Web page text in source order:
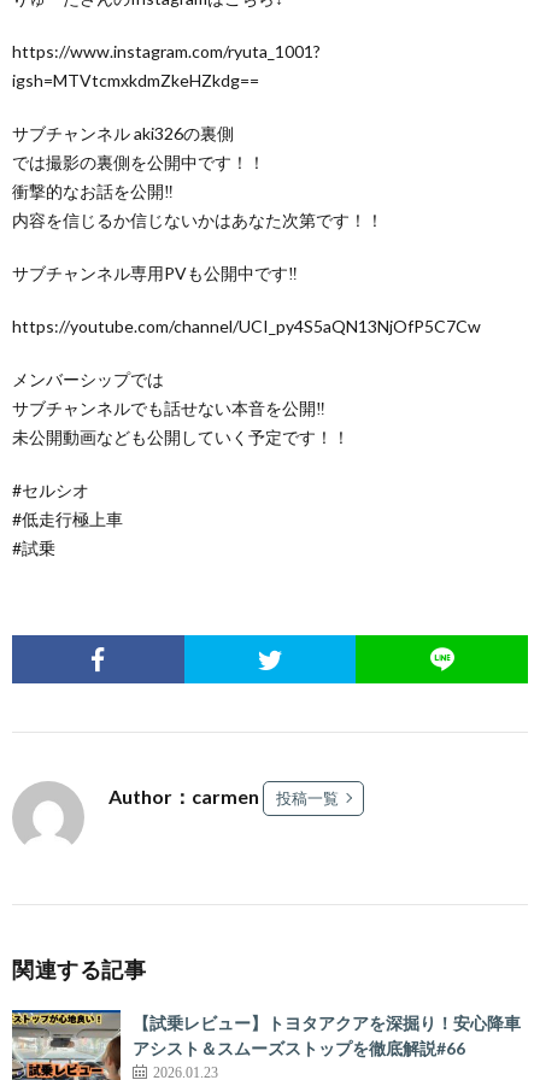
https://www.instagram.com/ryuta_1001?
igsh=MTVtcmxkdmZkeHZkdg==
サブチャンネル aki326の裏側
では撮影の裏側を公開中です！！
衝撃的なお話を公開‼︎
内容を信じるか信じないかはあなた次第です！！
サブチャンネル専用PVも公開中です‼︎
https://youtube.com/channel/UCI_py4S5aQN13NjOfP5C7Cw
メンバーシップでは
サブチャンネルでも話せない本音を公開‼︎
未公開動画なども公開していく予定です！！
#セルシオ
#低走行極上車
#試乗
Author：carmen 投稿一覧
関連する記事
【試乗レビュー】トヨタアクアを深掘り！安心降車
アシスト＆スムーズストップを徹底解説#66
2026.01.23